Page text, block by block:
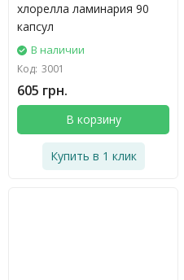
хлорелла ламинария 90
капсул
В наличии
Код: 3001
605 грн.
В корзину
Купить в 1 клик